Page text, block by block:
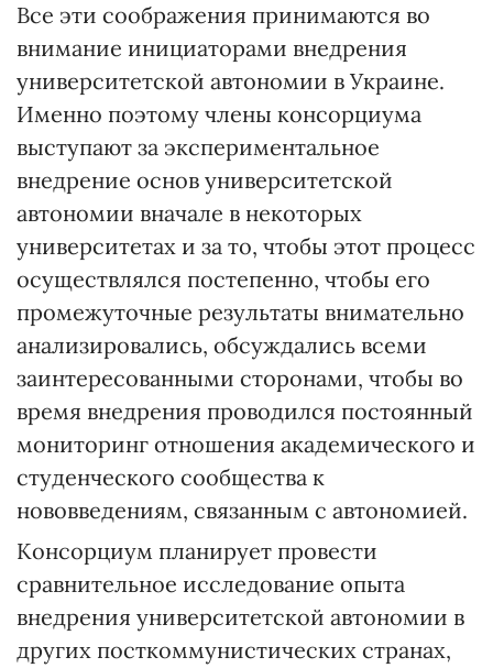
Все эти соображения принимаются во
внимание инициаторами внедрения
университетской автономии в Украине.
Именно поэтому члены консорциума
выступают за экспериментальное
внедрение основ университетской
автономии вначале в некоторых
университетах и за то, чтобы этот процесс
осуществлялся постепенно, чтобы его
промежуточные результаты внимательно
анализировались, обсуждались всеми
заинтересованными сторонами, чтобы во
время внедрения проводился постоянный
мониторинг отношения академического и
студенческого сообщества к
нововведениям, связанным с автономией.
Консорциум планирует провести
сравнительное исследование опыта
внедрения университетской автономии в
других посткоммунистических странах,